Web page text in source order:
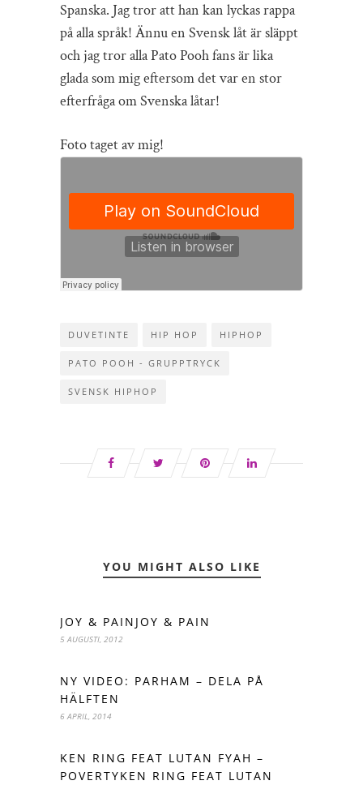
Spanska. Jag tror att han kan lyckas rappa
på alla språk! Ännu en Svensk låt är släppt
och jag tror alla Pato Pooh fans är lika
glada som mig eftersom det var en stor
efterfråga om Svenska låtar!
Foto taget av mig!
DUVETINTE HIP HOP HIPHOP
PATO POOH - GRUPPTRYCK
SVENSK HIPHOP
YOU MIGHT ALSO LIKE
JOY & PAINJOY & PAIN
5 AUGUSTI, 2012
NY VIDEO: PARHAM – DELA PÅ
HÄLFTEN
6 APRIL, 2014
KEN RING FEAT LUTAN FYAH –
POVERTYKEN RING FEAT LUTAN